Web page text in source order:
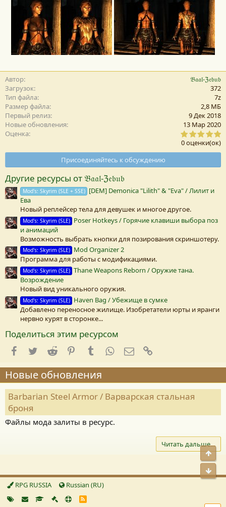
Автор
𝔅𝔞𝔞𝔩-ℨ𝔢𝔟𝔲𝔟
Загрузок
372
Тип файла
7z
Размер файла
2,8 MБ
Первый релиз
9 Дек 2018
Новые обновления
13 Мар 2020
Оценка
0
,
0
з
0 оценки(ок)
Присоединяйтесь к обсуждению
Другие ресурсы от 𝔅𝔞𝔞𝔩-ℨ𝔢𝔟𝔲𝔟
Mod's: Skyrim (SLE + SSE) [DEM] Demonica "Lilith" & "Eva" / Лилит и
Ева
Новый реплейсер тела для девушек и многое другое.
Mod's: Skyrim (SLE) Poser Hotkeys / Горячие клавиши выбора поз
и анимаций
Возможность выбрать кнопки для позирования скриншотеру.
Mod's: Skyrim (SLE) Mod Organizer 2
Программа для работы с модификациями.
Mod's: Skyrim (SLE) Thane Weapons Reborn / Оружие тана.
Возрождение
Новый вид уникального оружия.
Mod's: Skyrim (SLE) Haven Bag / Убежище в сумке
Добавлено переносное жилище. Изобретатели юрты и яранги
нервно курят в сторонке...
Поделиться этим ресурсом
Facebook
TwitterReddit PinterestTumblrWhatsApp
E-mail
Новые обновления
Barbarian Steel Armor / Варварская стальная
броня
Файлы мода залиты в ресурс.
Читать дальше…
RPG RUSSIA Russian (RU)
R